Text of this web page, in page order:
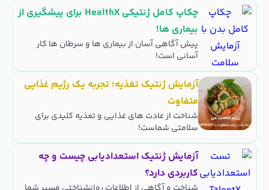
چکاپ کامل ژنتیکی HealthX برای پیشگیری از
بیماری ها!
پیش آگاهی آسان از بیماری ها و سرطان ها کار
آسانی است!
آزمایش ژنتیک تغذیه؛ تجربه یک رژیم غذایی
متفاوت
شناخت از عادت های غذایی و تغذیه کلیدی برای
سلامتی شماست!
آزمایش ژنتیک استعدادیابی چیست و چه
کاربردی دارد؟